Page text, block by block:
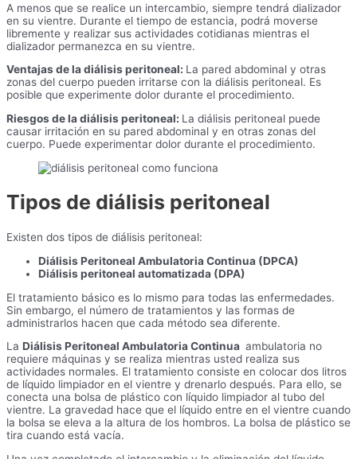
A menos que se realice un intercambio, siempre tendrá dializador
en su vientre. Durante el tiempo de estancia, podrá moverse
libremente y realizar sus actividades cotidianas mientras el
dializador permanezca en su vientre.
Ventajas de la diálisis peritoneal: La pared abdominal y otras
zonas del cuerpo pueden irritarse con la diálisis peritoneal. Es
posible que experimente dolor durante el procedimiento.
Riesgos de la diálisis peritoneal: La diálisis peritoneal puede
causar irritación en su pared abdominal y en otras zonas del
cuerpo. Puede experimentar dolor durante el procedimiento.
Tipos de diálisis peritoneal
Existen dos tipos de diálisis peritoneal:
Diálisis Peritoneal Ambulatoria Continua (DPCA)
Diálisis peritoneal automatizada (DPA)
El tratamiento básico es lo mismo para todas las enfermedades.
Sin embargo, el número de tratamientos y las formas de
administrarlos hacen que cada método sea diferente.
La Diálisis Peritoneal Ambulatoria Continua ambulatoria no
requiere máquinas y se realiza mientras usted realiza sus
actividades normales. El tratamiento consiste en colocar dos litros
de líquido limpiador en el vientre y drenarlo después. Para ello, se
conecta una bolsa de plástico con líquido limpiador al tubo del
vientre. La gravedad hace que el líquido entre en el vientre cuando
la bolsa se eleva a la altura de los hombros. La bolsa de plástico se
tira cuando está vacía.